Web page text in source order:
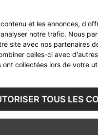
et les annonces,
notre trafic. Nous
site avec nos partenaires
celles-ci avec d'autres
collectées lors de votre
TOUS LES